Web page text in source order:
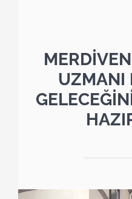
UZMANI